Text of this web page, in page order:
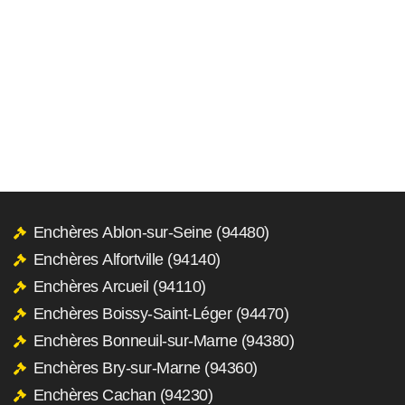
Enchères Ablon-sur-Seine (94480)
Enchères Alfortville (94140)
Enchères Arcueil (94110)
Enchères Boissy-Saint-Léger (94470)
Enchères Bonneuil-sur-Marne (94380)
Enchères Bry-sur-Marne (94360)
Enchères Cachan (94230)